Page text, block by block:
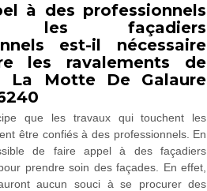
à des professionnels
les façadiers
est-il nécessaire
les ravalements de
La Motte De Galaure
que les travaux qui touchent les
être confiés à des professionnels. En
de faire appel à des façadiers
prendre soin des façades. En effet,
aucun souci à se procurer des